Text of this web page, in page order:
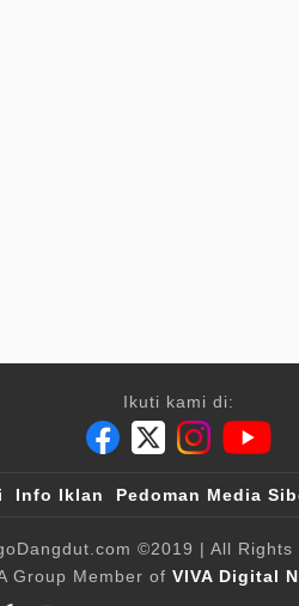
Ikuti kami di:
Info Iklan Pedoman Media
©2019 | All Rights
Group Member of VIVA Digital